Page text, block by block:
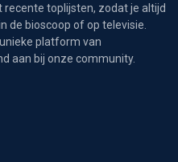
recente toplijsten, zodat je altijd
de bioscoop of op televisie.
platform van
aan bij onze community.